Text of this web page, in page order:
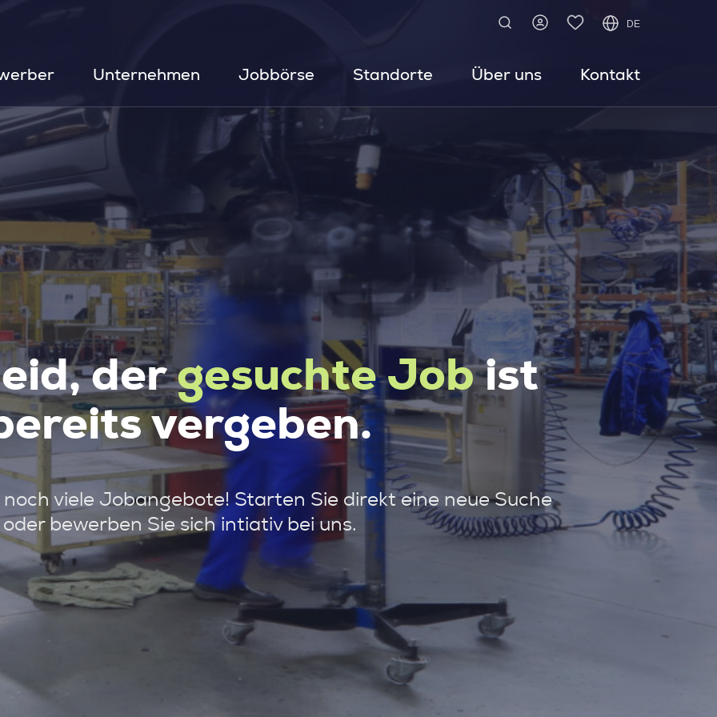
DE
Unternehmen Jobbörse Standorte Über uns Kontakt
dergesuchte Jobist
vergeben.
viele Jobangebote! Starten Sie direkt eine neue Suche
oder bewerben Sie sich intiativ bei uns.